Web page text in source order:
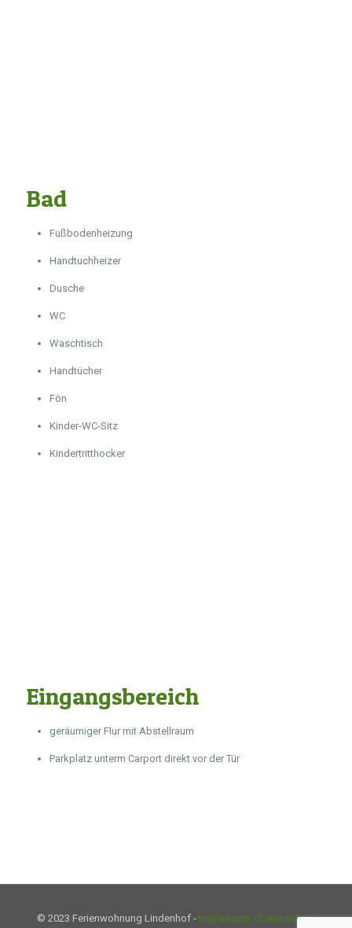
Bad
Fußbodenheizung
Handtuchheizer
Dusche
WC
Waschtisch
Handtücher
Fön
Kinder-WC-Sitz
Kindertritthocker
Eingangsbereich
geräumiger Flur mit Abstellraum
Parkplatz unterm Carport direkt vor der Tür
© 2023 Ferienwohnung Lindenhof - Impressum / Datenschutz